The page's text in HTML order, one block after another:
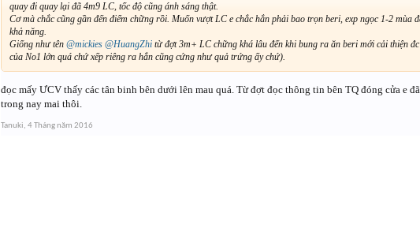
quay đi quay lại đã 4m9 LC, tốc độ cũng ánh sáng thật.
Cơ mà chắc cũng gần đến điểm chững rồi. Muốn vượt LC e chắc hắn phải bao trọn beri, exp ngọc 1-2 mùa
khả năng.
Giống như tên @mickies @HuangZhi từ đợt 3m+ LC chững khá lâu đến khi bung ra ăn beri mới cải thiện
của No1 lớn quá chứ xếp riêng ra hắn cũng cứng như quả trứng ấy chứ).
đọc mấy ƯCV thấy các tân binh bên dưới lên mau quá. Từ đợt đọc thông tin bên TQ đóng cửa e
trong nay mai thôi.
Tanuki, 4 Tháng năm 2016